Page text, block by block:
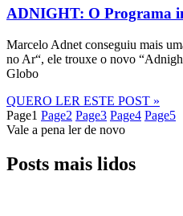
ADNIGHT: O Programa
Marcelo Adnet conseguiu mais
no Ar“, ele trouxe o novo
Globo
QUERO LER ESTE POST »
Page1 Page2 Page3 Page4 Page5
Vale a pena ler de novo
Posts mais lidos